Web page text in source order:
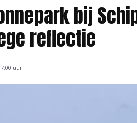
bij
reflectie
uur